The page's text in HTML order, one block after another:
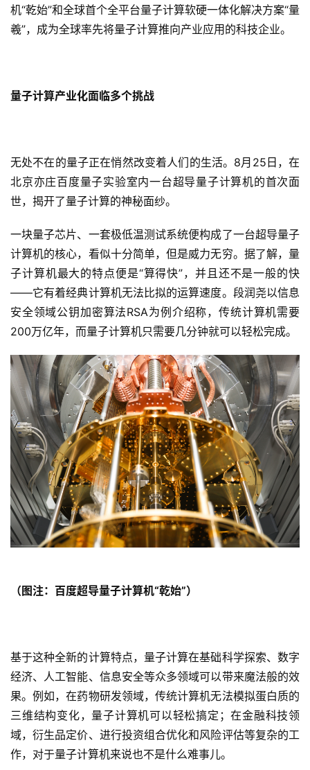
机“乾始”和全球首个全平台量子计算软硬一体化解决方案“量
羲”，成为全球率先将量子计算推向产业应用的科技企业。
量子计算产业化面临多个挑战
无处不在的量子正在悄然改变着人们的生活。8月25日，在
北京亦庄百度量子实验室内一台超导量子计算机的首次面
世，揭开了量子计算的神秘面纱。
一块量子芯片、一套极低温测试系统便构成了一台超导量子
计算机的核心，看似十分简单，但是威力无穷。据了解，量
子计算机最大的特点便是“算得快”，并且还不是一般的快
——它有着经典计算机无法比拟的运算速度。段润尧以信息
安全领域公钥加密算法RSA为例介绍称，传统计算机需要
200万亿年，而量子计算机只需要几分钟就可以轻松完成。
（图注： 百度超导量子计算机“乾始”）
基于这种全新的计算特点，量子计算在基础科学探索、数字
经济、人工智能、信息安全等众多领域可以带来魔法般的效
果。例如，在药物研发领域，传统计算机无法模拟蛋白质的
三维结构变化，量子计算机可以轻松搞定；在金融科技领
域，衍生品定价、进行投资组合优化和风险评估等复杂的工
作，对于量子计算机来说也不是什么难事儿。